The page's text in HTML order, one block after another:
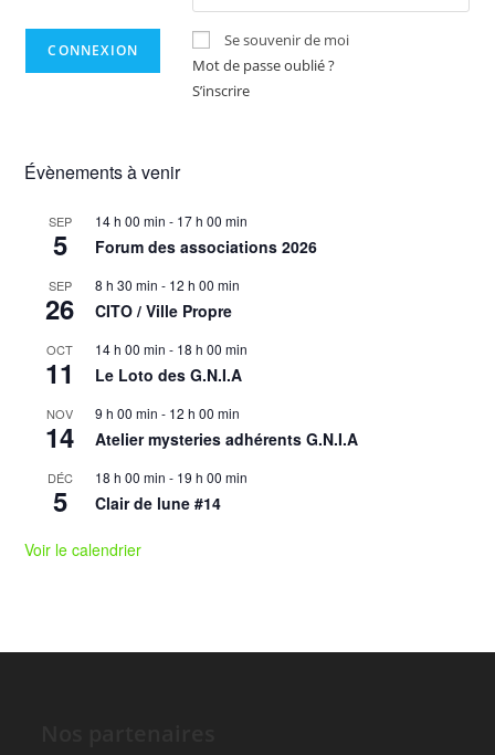
Se souvenir de moi
Mot de passe oublié ?
S’inscrire
Évènements à venir
SEP
5
14 h 00 min - 17 h 00 min
Forum des associations 2026
SEP
26
8 h 30 min - 12 h 00 min
CITO / Ville Propre
OCT
11
14 h 00 min - 18 h 00 min
Le Loto des G.N.I.A
NOV
14
9 h 00 min - 12 h 00 min
Atelier mysteries adhérents G.N.I.A
DÉC
5
18 h 00 min - 19 h 00 min
Clair de lune #14
Voir le calendrier